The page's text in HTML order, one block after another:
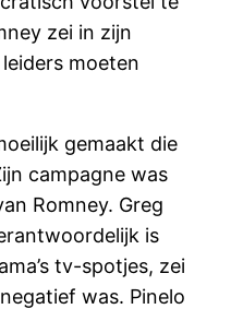
zei in zijn
moeten
gemaakt die
campagne was
Romney. Greg
is
tv-spotjes, zei
was. Pinelo